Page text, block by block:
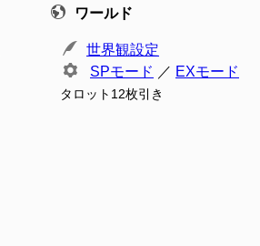
ワールド
世界観設定
SPモード ／ EXモード
タロット12枚引き